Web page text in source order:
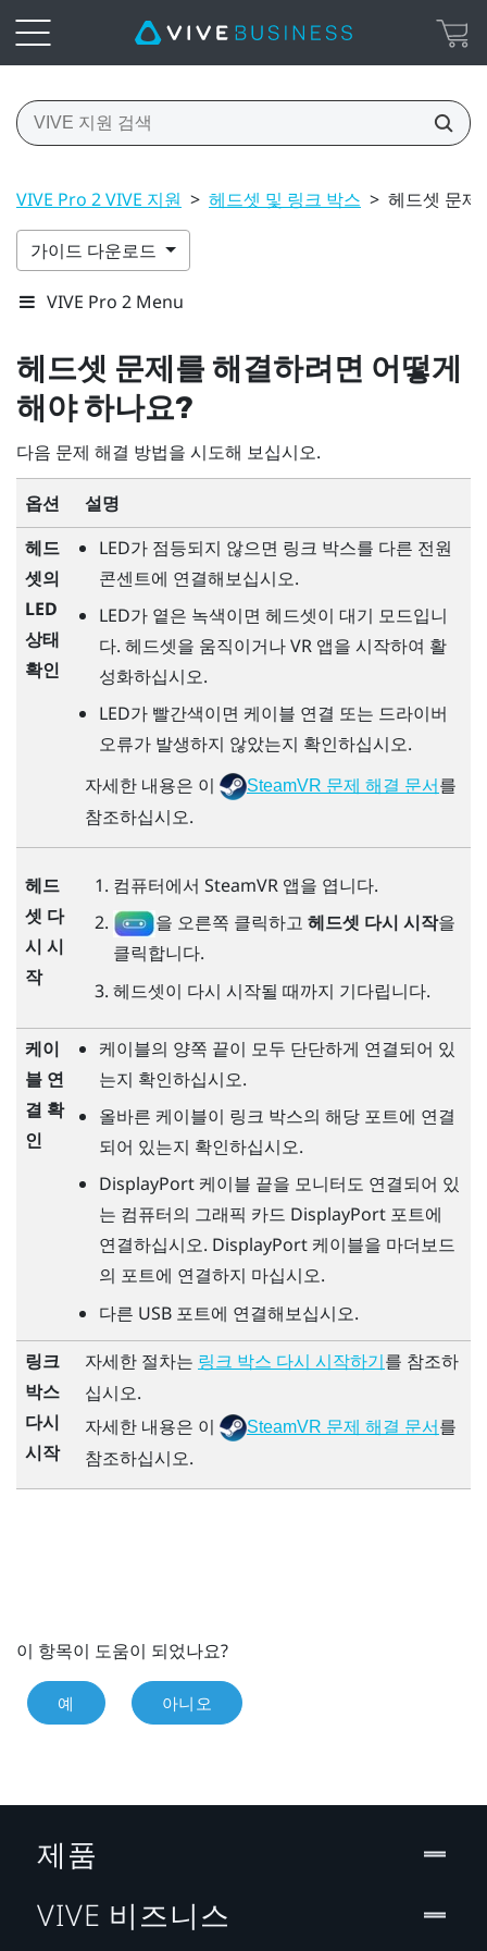
VIVE Pro 2 VIVE 지원 > 헤드셋 및 링크 박스 > 헤드셋 문제
가이드 다운로드
VIVE Pro 2 Menu
헤드셋 문제를 해결하려면 어떻게
해야 하나요?
다음 문제 해결 방법을 시도해 보십시오.
옵션
설명
헤드
셋의
LED
상태
확인
LED가 점등되지 않으면 링크 박스를 다른 전원
콘센트에 연결해보십시오.
LED가 옅은 녹색이면 헤드셋이 대기 모드입니
다. 헤드셋을 움직이거나 VR 앱을 시작하여 활
성화하십시오.
LED가 빨간색이면 케이블 연결 또는 드라이버
오류가 발생하지 않았는지 확인하십시오.
자세한 내용은 이
SteamVR 문제 해결 문서 를
참조하십시오.
헤드
셋 다
시 시
작
컴퓨터에서 SteamVR앱을 엽니다.
을 오른쪽 클릭하고 헤드셋 다시 시작을
클릭합니다.
헤드셋이 다시 시작될 때까지 기다립니다.
케이
블 연
결 확
인
케이블의 양쪽 끝이 모두 단단하게 연결되어 있
는지 확인하십시오.
올바른 케이블이 링크 박스의 해당 포트에 연결
되어 있는지 확인하십시오.
DisplayPort케이블 끝을 모니터도 연결되어 있
는 컴퓨터의 그래픽 카드 DisplayPort포트에
연결하십시오. DisplayPort케이블을 마더보드
의 포트에 연결하지 마십시오.
다른 USB 포트에 연결해보십시오.
링크
박스
다시
시작
자세한 절차는 링크 박스 다시 시작하기 를 참조하
십시오.
자세한 내용은 이
SteamVR 문제 해결 문서 를
참조하십시오.
이 항목이 도움이 되었나요?
예 아니오
제품
VIVE 비즈니스